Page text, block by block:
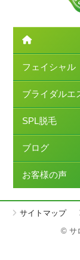
フェイシャル
ブライダルエ
SPL脱毛
ブログ
お客様の声
サイトマップ
© サ